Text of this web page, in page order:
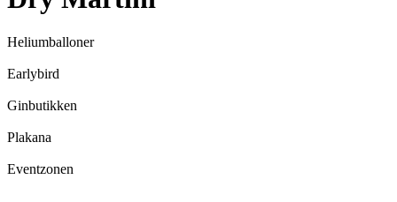
Heliumballoner
Earlybird
Ginbutikken
Plakana
Eventzonen